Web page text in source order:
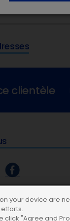
clientèle
your device are
click "Agree and